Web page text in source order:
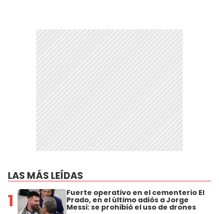
LAS MÁS LEÍDAS
1 Fuerte operativo en el cementerio El
Prado, en el último adiós a Jorge
Messi: se prohibió el uso de drones